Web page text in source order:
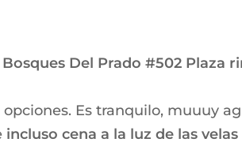
Del Prado #502 Plaza
Es tranquilo, muuuy
incluso cena a la luz de las velas